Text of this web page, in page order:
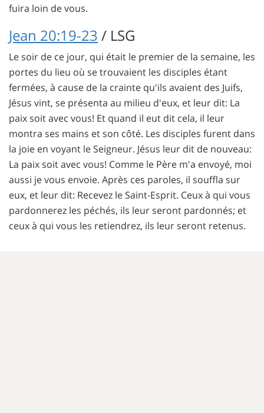
fuira loin de vous.
Jean 20:19-23 / LSG
Le soir de ce jour, qui était le premier de la semaine, les
portes du lieu où se trouvaient les disciples étant
fermées, à cause de la crainte qu'ils avaient des Juifs,
Jésus vint, se présenta au milieu d'eux, et leur dit: La
paix soit avec vous! Et quand il eut dit cela, il leur
montra ses mains et son côté. Les disciples furent dans
la joie en voyant le Seigneur. Jésus leur dit de nouveau:
La paix soit avec vous! Comme le Père m'a envoyé, moi
aussi je vous envoie. Après ces paroles, il souffla sur
eux, et leur dit: Recevez le Saint-Esprit. Ceux à qui vous
pardonnerez les péchés, ils leur seront pardonnés; et
ceux à qui vous les retiendrez, ils leur seront retenus.